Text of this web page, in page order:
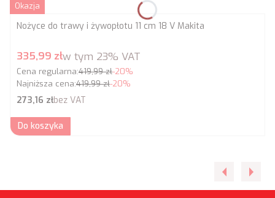
Okazja
Nożyce do trawy i żywopłotu 11 cm 18 V Makita
Cena promocyjna brutto
335,99 złw tym 23% VAT
Cena regularna:419,99 zł-20%
Najniższa cena:419,99 zł-20%
Cena netto
273,16 złbez VAT
Do koszyka